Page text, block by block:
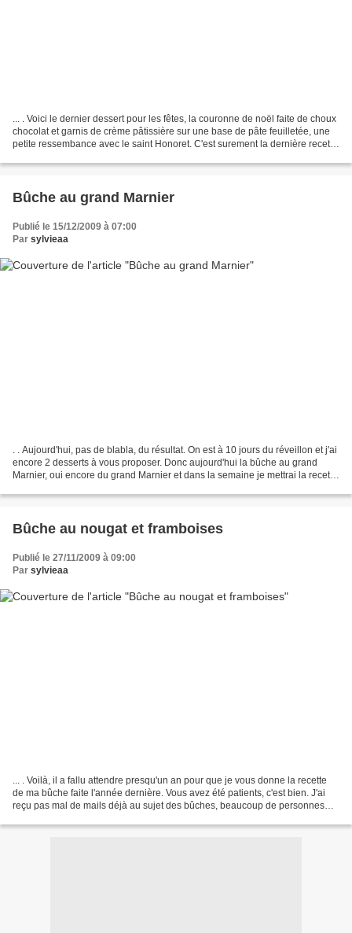
... . Voici le dernier dessert pour les fêtes, la couronne de noël faite de choux
chocolat et garnis de crème pâtissière sur une base de pâte feuilletée, une
petite ressembance avec le saint Honoret. C'est surement la dernière recette
Bûche au grand Marnier
Publié le 15/12/2009 à 07:00
Par sylvieaa
. . Aujourd'hui, pas de blabla, du résultat. On est à 10 jours du réveillon et j'ai
encore 2 desserts à vous proposer. Donc aujourd'hui la bûche au grand
Marnier, oui encore du grand Marnier et dans la semaine je mettrai la recette
Bûche au nougat et framboises
Publié le 27/11/2009 à 09:00
Par sylvieaa
... . Voilà, il a fallu attendre presqu'un an pour que je vous donne la recette
de ma bûche faite l'année dernière. Vous avez été patients, c'est bien. J'ai
reçu pas mal de mails déjà au sujet des bûches, beaucoup de personnes